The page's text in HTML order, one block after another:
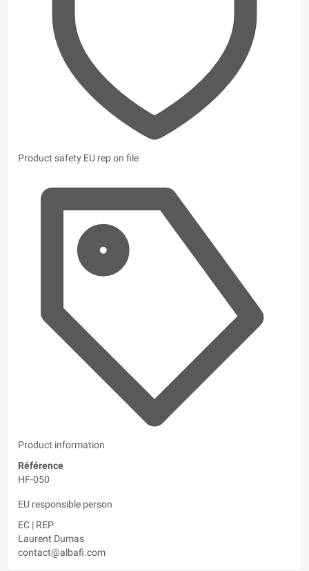
Product safety EU rep on file
Product information
Référence
HF-050
EU responsible person
EC | REP
Laurent Dumas
contact@albafi.com